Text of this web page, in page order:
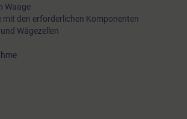
Waage
den erforderlichen Komponenten
Wägezellen